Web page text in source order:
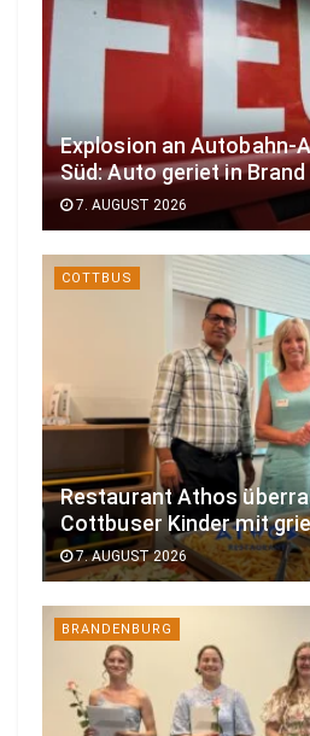
Explosion an
Süd: Auto geriet in Brand
7. AUGUST 2026
COTTBUS
Restaurant Athos
Cottbuser Kinder mit
7. AUGUST 2026
BRANDENBURG